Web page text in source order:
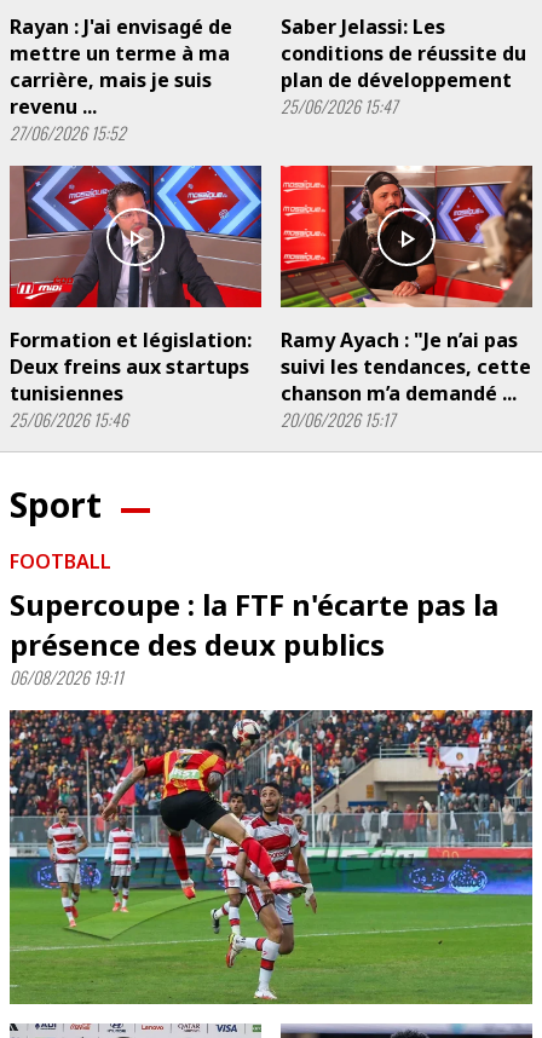
Rayan : J'ai envisagé de
mettre un terme à ma
carrière, mais je suis
revenu ...
27/06/2026 15:52
Saber Jelassi: Les
conditions de réussite du
plan de développement
25/06/2026 15:47
play_arrow
Formation et législation:
Deux freins aux startups
tunisiennes
25/06/2026 15:46
play_arrow
Ramy Ayach : "Je n’ai pas
suivi les tendances, cette
chanson m’a demandé ...
20/06/2026 15:17
Sport
FOOTBALL
Supercoupe : la FTF n'écarte pas la
présence des deux publics
06/08/2026 19:11